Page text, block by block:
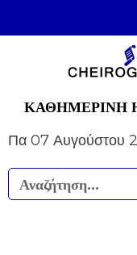
ΚΑΘΗΜΕΡΙΝΗ
Πα 07 Αυγούστου